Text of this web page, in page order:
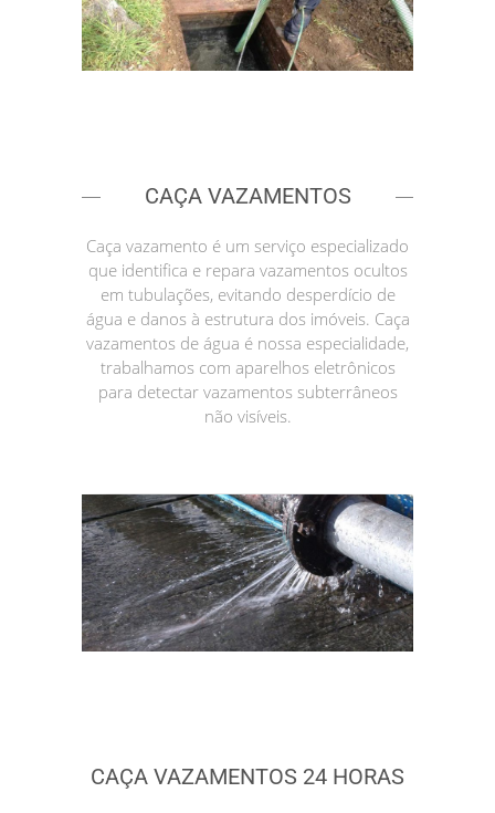
CAÇA VAZAMENTOS
Caça vazamento é um serviço especializado
que identifica e repara vazamentos ocultos
em tubulações, evitando desperdício de
água e danos à estrutura dos imóveis. Caça
vazamentos de água é nossa especialidade,
trabalhamos com aparelhos eletrônicos
para detectar vazamentos subterrâneos
não visíveis.
CAÇA VAZAMENTOS 24 HORAS